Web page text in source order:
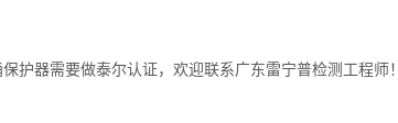
护器需要做泰尔认证，欢迎联系广东雷宁普检测工程师！